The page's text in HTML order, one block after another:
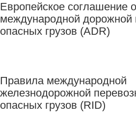
Европейское соглашение о
международной дорожной
опасных грузов (ADR)
Правила международной
железнодорожной
опасных грузов (RID)